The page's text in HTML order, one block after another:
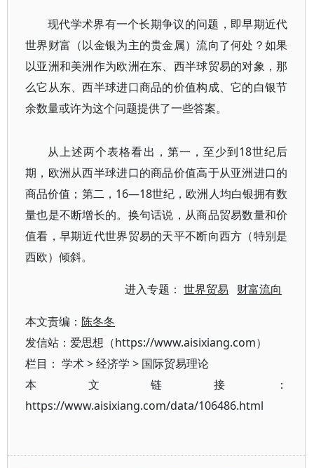
现代学术界有一个长期争议的问题，即早期近代
世界财富（以金银为主的贵金属）流向了何处？如果
以亚洲和美洲作为欧洲在东、西半球贸易的对象，那
么它从东、西半球进口商品的价值构成、它的白银节
余数量或许为这个问题提供了一些答案。
从上述两个表格看出，第一，至少到18世纪后
期，欧洲从西半球进口的商品价值高于从亚洲进口的
商品价值；第二，16—18世纪，欧洲人均白银拥有数
量也是不断增长的。换句话说，从商品贸易数量和价
值看，早期近代世界贸易的天平不断向西方（特别是
西欧）倾斜。
进入专题：世界贸易 财富流向
本文责编： 陈冬冬
发信站：爱思想（https://www.aisixiang.com）
栏目： 学术>经济学 > 国际贸易理论
本文链接：
https://www.aisixiang.com/data/106486.html